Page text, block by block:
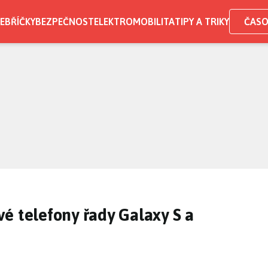
BEZPEČNOSTELEKTROMOBILITATIPY A TRIKY
telefony řady Galaxy S a